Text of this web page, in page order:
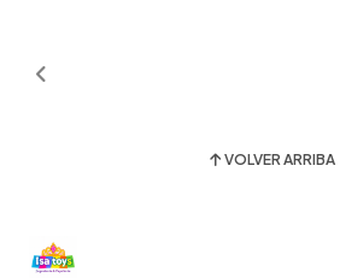
VOLVER ARRIBA